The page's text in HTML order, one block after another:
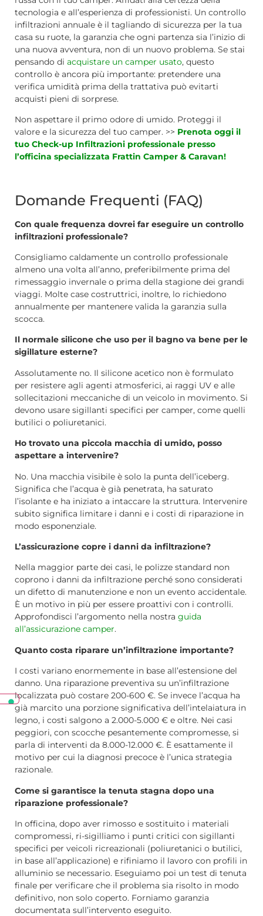
tecnologia e all’esperienza di professionisti. Un controllo
infiltrazioni annuale è il tagliando di sicurezza per la tua
casa su ruote, la garanzia che ogni partenza sia l’inizio di
una nuova avventura, non di un nuovo problema. Se stai
pensando di acquistare un camper usato, questo
controllo è ancora più importante: pretendere una
verifica umidità prima della trattativa può evitarti
acquisti pieni di sorprese.
Non aspettare il primo odore di umido. Proteggi il
valore e la sicurezza del tuo camper. >> Prenota oggi il
tuo Check-up Infiltrazioni professionale presso
l’officina specializzata Frattin Camper & Caravan!
Domande Frequenti (FAQ)
Con quale frequenza dovrei far eseguire un controllo
infiltrazioni professionale?
Consigliamo caldamente un controllo professionale
almeno una volta all’anno, preferibilmente prima del
rimessaggio invernale o prima della stagione dei grandi
viaggi. Molte case costruttrici, inoltre, lo richiedono
annualmente per mantenere valida la garanzia sulla
scocca.
Il normale silicone che uso per il bagno va bene per le
sigillature esterne?
Assolutamente no. Il silicone acetico non è formulato
per resistere agli agenti atmosferici, ai raggi UV e alle
sollecitazioni meccaniche di un veicolo in movimento. Si
devono usare sigillanti specifici per camper, come quelli
butilici o poliuretanici.
Ho trovato una piccola macchia di umido, posso
aspettare a intervenire?
No. Una macchia visibile è solo la punta dell’iceberg.
Significa che l’acqua è già penetrata, ha saturato
l’isolante e ha iniziato a intaccare la struttura. Intervenire
subito significa limitare i danni e i costi di riparazione in
modo esponenziale.
L’assicurazione copre i danni da infiltrazione?
Nella maggior parte dei casi, le polizze standard non
coprono i danni da infiltrazione perché sono considerati
un difetto di manutenzione e non un evento accidentale.
È un motivo in più per essere proattivi con i controlli.
Approfondisci l’argomento nella nostra guida
all’assicurazione camper.
Quanto costa riparare un’infiltrazione importante?
I costi variano enormemente in base all’estensione del
danno. Una riparazione preventiva su un’infiltrazione
localizzata può costare 200-600 €. Se invece l’acqua ha
già marcito una porzione significativa dell’intelaiatura in
legno, i costi salgono a 2.000-5.000 € e oltre. Nei casi
peggiori, con scocche pesantemente compromesse, si
parla di interventi da 8.000-12.000 €. È esattamente il
motivo per cui la diagnosi precoce è l’unica strategia
razionale.
Come si garantisce la tenuta stagna dopo una
riparazione professionale?
In officina, dopo aver rimosso e sostituito i materiali
compromessi, ri-sigilliamo i punti critici con sigillanti
specifici per veicoli ricreazionali (poliuretanici o butilici,
in base all’applicazione) e rifiniamo il lavoro con profili in
alluminio se necessario. Eseguiamo poi un test di tenuta
finale per verificare che il problema sia risolto in modo
definitivo, non solo coperto. Forniamo garanzia
documentata sull’intervento eseguito.